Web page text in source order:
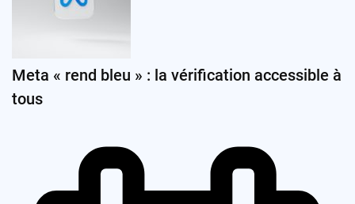
Meta « rend bleu » : la vérification accessible à
tous